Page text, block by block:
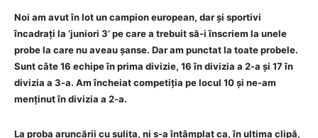
Noi am avut în lot un campion european, dar și sportivi
încadrați la ‘juniori 3’ pe care a trebuit să-i înscriem la unele
probe la care nu aveau șanse. Dar am punctat la toate probele.
Sunt câte 16 echipe în prima divizie, 16 în divizia a 2-a și 17 în
divizia a 3-a. Am încheiat competiția pe locul 10 și ne-am
menținut în divizia a 2-a.
La proba aruncării cu sulița, ni s-a întâmplat ca, în ultima clipă,